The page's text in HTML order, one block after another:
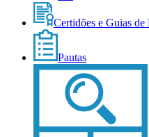
Certidões e Guias
Pautas